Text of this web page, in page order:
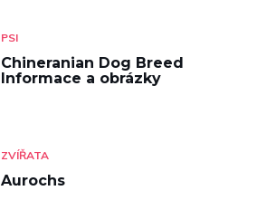
PSI
Chineranian Dog Breed
Informace a obrázky
ZVÍŘATA
Aurochs